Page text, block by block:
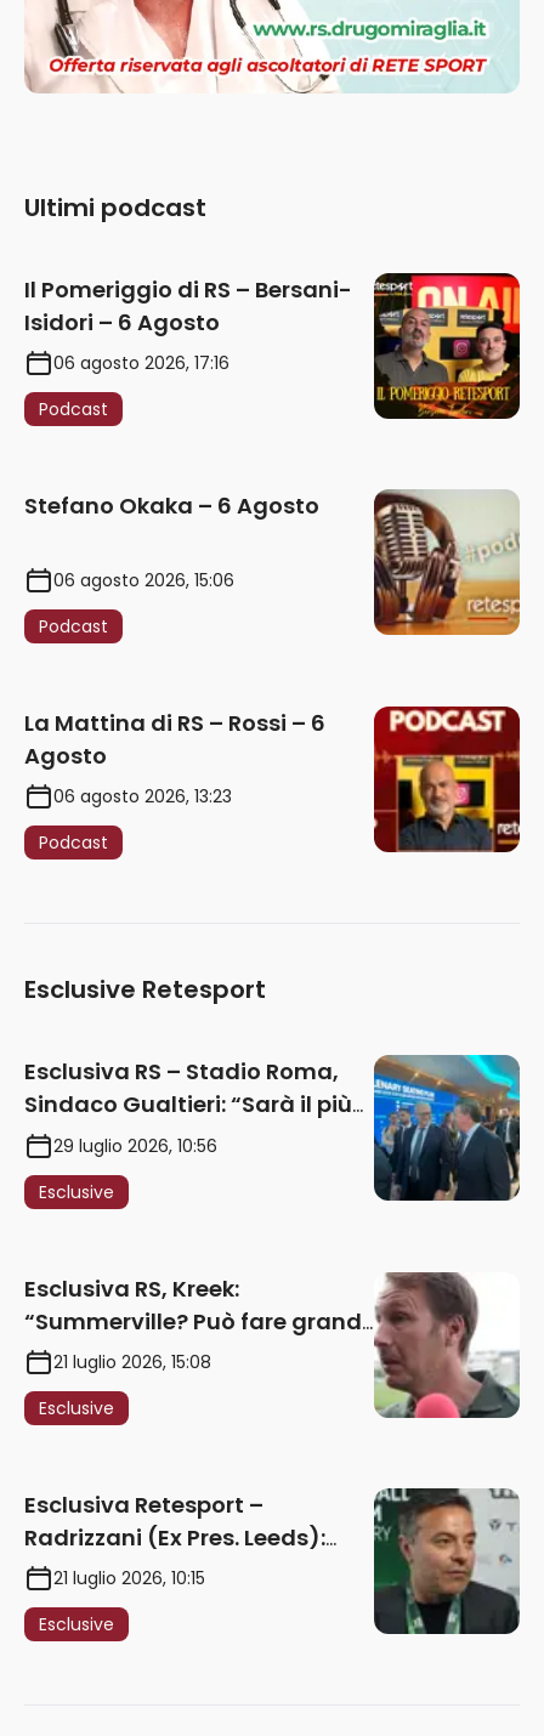
Ultimi podcast
Il Pomeriggio di RS – Bersani-
Isidori – 6 Agosto
06 agosto 2026, 17:16
Podcast
Stefano Okaka – 6 Agosto
06 agosto 2026, 15:06
Podcast
La Mattina di RS – Rossi – 6
Agosto
06 agosto 2026, 13:23
Podcast
Esclusive Retesport
Esclusiva RS – Stadio Roma,
Sindaco Gualtieri: “Sarà il più
iconico del mondo. Assoluta
unità politica. Prima pietra nel
2027. Ricorsi strumentali?
29 luglio 2026, 10:56
Esclusive
Esclusiva RS, Kreek:
“Summerville? Può fare grandi
cose in Serie A. Godts deve
maturare esperienza per
giocare nella Roma”
21 luglio 2026, 15:08
Esclusive
Esclusiva Retesport –
Radrizzani (Ex Pres. Leeds):
“Summerville ragazzo
speciale, in Italia con Gasp
può esplodere
21 luglio 2026, 10:15
Esclusive